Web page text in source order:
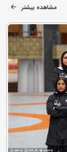
مشاهده بیشتر